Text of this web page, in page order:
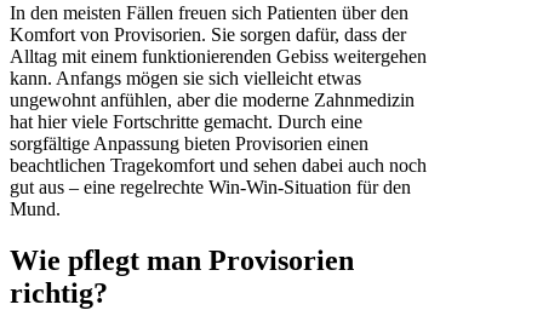
In den meisten Fällen freuen sich Patienten über den
Komfort von Provisorien. Sie sorgen dafür, dass der
Alltag mit einem funktionierenden Gebiss weitergehen
kann. Anfangs mögen sie sich vielleicht etwas
ungewohnt anfühlen, aber die moderne Zahnmedizin
hat hier viele Fortschritte gemacht. Durch eine
sorgfältige Anpassung bieten Provisorien einen
beachtlichen Tragekomfort und sehen dabei auch noch
gut aus – eine regelrechte Win-Win-Situation für den
Mund.
Wie pflegt man Provisorien
richtig?